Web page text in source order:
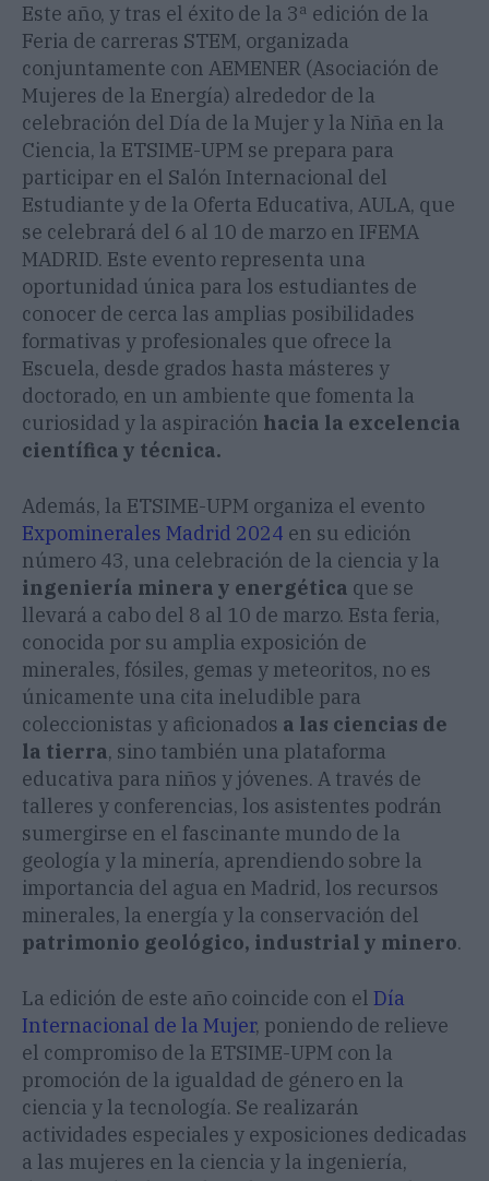
Este año, y tras el éxito de la 3ª edición de la
Feria de carreras STEM, organizada
conjuntamente con AEMENER (Asociación de
Mujeres de la Energía) alrededor de la
celebración del Día de la Mujer y la Niña en la
Ciencia, la ETSIME-UPM se prepara para
participar en el Salón Internacional del
Estudiante y de la Oferta Educativa, AULA, que
se celebrará del 6 al 10 de marzo en IFEMA
MADRID. Este evento representa una
oportunidad única para los estudiantes de
conocer de cerca las amplias posibilidades
formativas y profesionales que ofrece la
Escuela, desde grados hasta másteres y
doctorado, en un ambiente que fomenta la
curiosidad y la aspiración hacia la excelencia
científica y técnica.
Además, la ETSIME-UPM organiza el evento
Expominerales Madrid 2024 en su edición
número 43, una celebración de la ciencia y la
ingeniería minera y energética que se
llevará a cabo del 8 al 10 de marzo. Esta feria,
conocida por su amplia exposición de
minerales, fósiles, gemas y meteoritos, no es
únicamente una cita ineludible para
coleccionistas y aficionados a las ciencias de
la tierra, sino también una plataforma
educativa para niños y jóvenes. A través de
talleres y conferencias, los asistentes podrán
sumergirse en el fascinante mundo de la
geología y la minería, aprendiendo sobre la
importancia del agua en Madrid, los recursos
minerales, la energía y la conservación del
patrimonio geológico, industrial y minero.
La edición de este año coincide con el Día
Internacional de la Mujer, poniendo de relieve
el compromiso de la ETSIME-UPM con la
promoción de la igualdad de género en la
ciencia y la tecnología. Se realizarán
actividades especiales y exposiciones dedicadas
a las mujeres en la ciencia y la ingeniería,